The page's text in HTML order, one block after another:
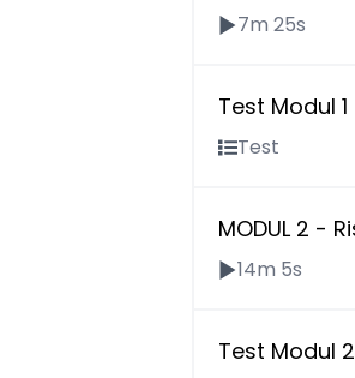
7m 25s
Test Modul
Test
MODUL 2 -
14m 5s
Test Modul